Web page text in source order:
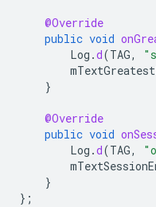
@Override
public void
Log .d(TAG,
}
@Override
public void
Log .d(TAG,
}
};